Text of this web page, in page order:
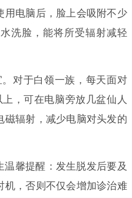
用电脑后，脸上会吸附不少
洗脸，能将所受辐射减轻
对于白领一族，每天面对
，可在电脑旁放几盆仙人
磁辐射，减少电脑对头发的
馨提醒：发生脱发后要及
机，否则不仅会增加诊治难